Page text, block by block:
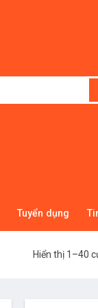
Tuyển dụng
Hiển thị 1–40